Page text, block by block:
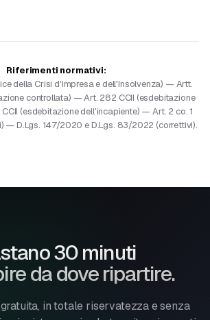
Riferimenti normativi:
della Crisi d'Impresa e dell'Insolvenza) — Artt.
controllata) — Art. 282 CCII (esdebitazione
(esdebitazione dell'incapiente) — Art. 2 co. 1
— D.Lgs. 147/2020 e D.Lgs. 83/2022 (correttivi).
30 minuti
da dove ripartire.
in totale riservatezza e senza